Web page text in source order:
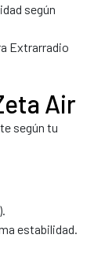
según
Extrarradio
Air
según tu
estabilidad.